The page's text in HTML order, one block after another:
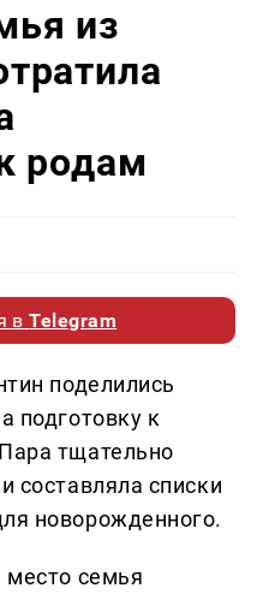
из
родам
вTelegram
поделились
подготовку к
тщательно
составляла списки
новорожденного.
место семья